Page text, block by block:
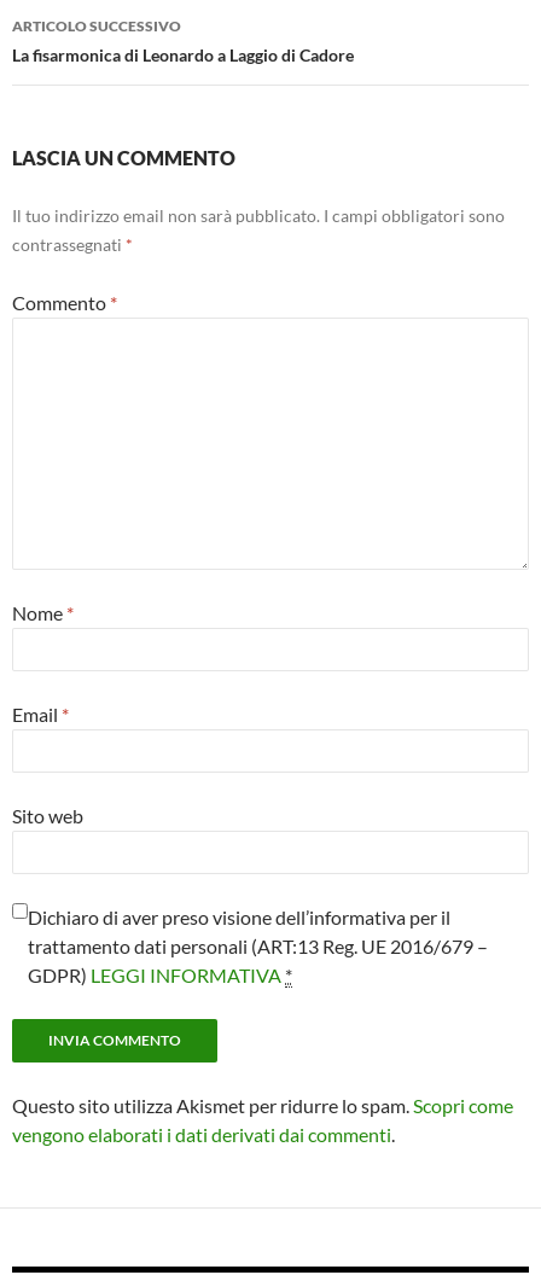
ARTICOLO SUCCESSIVO
La fisarmonica di Leonardo a Laggio di Cadore
LASCIA UN COMMENTO
Il tuo indirizzo email non sarà pubblicato. I campi obbligatori sono
contrassegnati *
Commento *
Nome *
Email *
Sito web
Dichiaro di aver preso visione dell’informativa per il
trattamento dati personali (ART:13 Reg. UE 2016/679 –
GDPR) LEGGI INFORMATIVA *
Questo sito utilizza Akismet per ridurre lo spam. Scopri come
vengono elaborati i dati derivati dai commenti